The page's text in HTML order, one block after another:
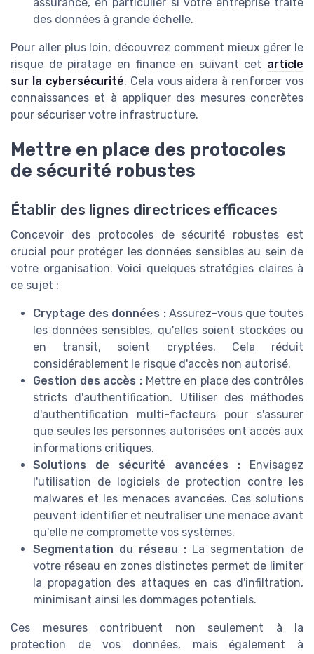
des données à grande échelle.
Pour aller plus loin, découvrez comment mieux gérer le
risque de piratage en finance en suivant cet article
sur la cybersécurité. Cela vous aidera à renforcer vos
connaissances et à appliquer des mesures concrètes
pour sécuriser votre infrastructure.
Mettre en place des protocoles
de sécurité robustes
Établir des lignes directrices efficaces
Concevoir des protocoles de sécurité robustes est
crucial pour protéger les données sensibles au sein de
votre organisation. Voici quelques stratégies claires à
ce sujet :
Cryptage des données :Assurez-vous que toutes
les données sensibles, qu'elles soient stockées ou
en transit, soient cryptées. Cela réduit
considérablement le risque d'accès non autorisé.
Gestion des accès :Mettre en place des contrôles
stricts d'authentification. Utiliser des méthodes
d'authentification multi-facteurs pour s'assurer
que seules les personnes autorisées ont accès aux
informations critiques.
Solutions de sécurité avancées : Envisagez
l'utilisation de logiciels de protection contre les
malwares et les menaces avancées. Ces solutions
peuvent identifier et neutraliser une menace avant
qu'elle ne compromette vos systèmes.
Segmentation du réseau : La segmentation de
votre réseau en zones distinctes permet de limiter
la propagation des attaques en cas d'infiltration,
minimisant ainsi les dommages potentiels.
Ces mesures contribuent non seulement à la
protection de vos données, mais également à